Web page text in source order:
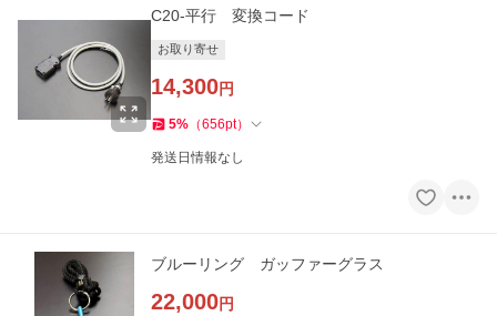
C20-平行 変換コード
お取り寄せ
14,300円
5% （656pt）
発送日情報なし
ブルーリング ガッファーグラス
22,000円